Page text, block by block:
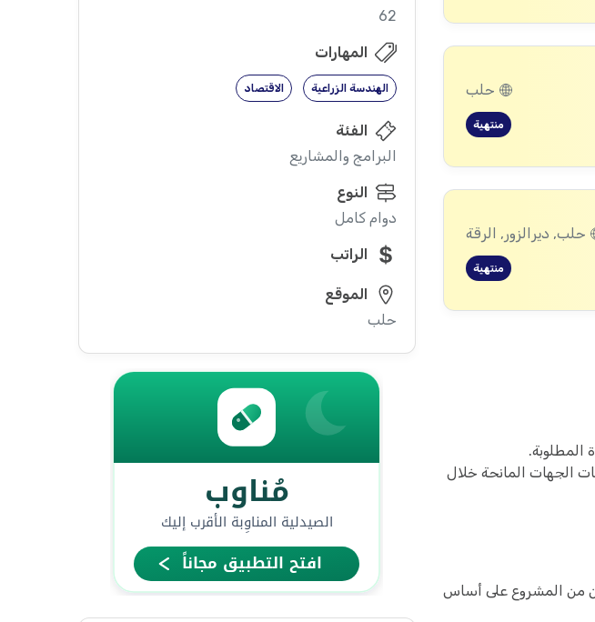
حلب
منتهية
حلب, ديرالزور, الرقة
منتهية
المطلوبة.
الجهات المانحة خلال
من المشروع على أساس
62
المهارات
الهندسة الزراعية الاقتصاد
الفئة
البرامج والمشاريع
النوع
دوام كامل
الراتب
الموقع
حلب